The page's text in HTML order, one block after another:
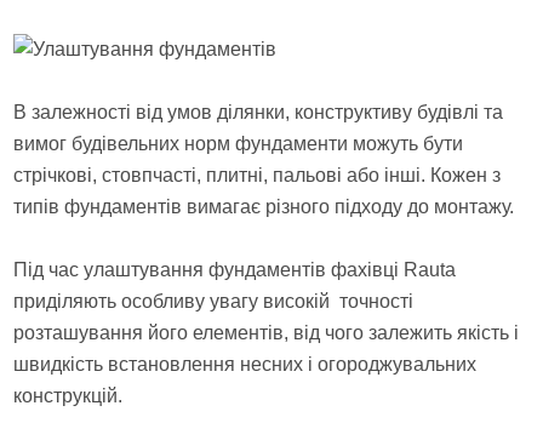
В залежності від умов ділянки, конструктиву будівлі та
вимог будівельних норм фундаменти можуть бути
стрічкові, стовпчасті, плитні, пальові або інші. Кожен з
типів фундаментів вимагає різного підходу до монтажу.
Під час улаштування фундаментів фахівці Rauta
приділяють особливу увагу високій точності
розташування його елементів, від чого залежить якість і
швидкість встановлення несних і огороджувальних
конструкцій.